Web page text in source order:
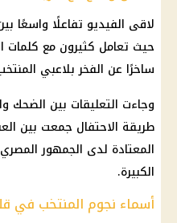
لاقى الفيديو تفاعلًا واسعًا
حيث تعامل كثيرون مع كلمات
ساخرًا عن الفخر بلاعبي
وجاءت التعليقات بين الضحك
طريقة الاحتفال جمعت بين
المعتادة لدى الجمهور المصري
الكبيرة.
أسماء نجوم المنتخب في